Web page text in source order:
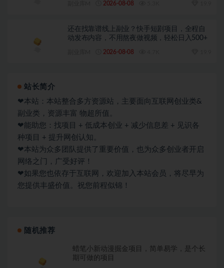
2026-08-08
还在找靠谱线上副业？快手短剧项目，全程自
动发布内容，不用熬夜做视频，轻松日入500+
2026-08-08
站长简介
❤本站：本站整合多方资源站，主要面向互联网创业类&
副业类，资源丰富 物超所值。
❤能助您：找项目 + 低成本创业 + 减少信息差 + 见识各
种项目 + 提升网创认知。
❤本站为众多团队提供了重要价值，也为众多创业者开启
网络之门，广受好评！
❤如果您也依存于互联网，欢迎加入本站会员，将尽早为
您提供丰盛价值。祝您前程似锦！
随机推荐
蜡笔小新动漫掘金项目，简单易学，是个长
期可做的项目